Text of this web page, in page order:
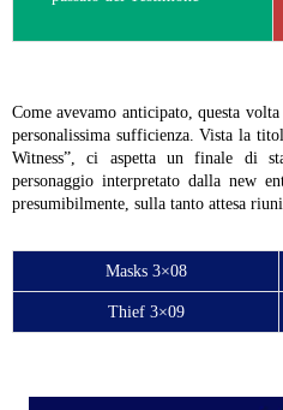
Come avevamo anticipato, questa
personalissima sufficienza. Vista la
Witness”, ci aspetta un finale di
personaggio interpretato dalla new
presumibilmente, sulla tanto attesa
Masks 3×08
Thief 3×09